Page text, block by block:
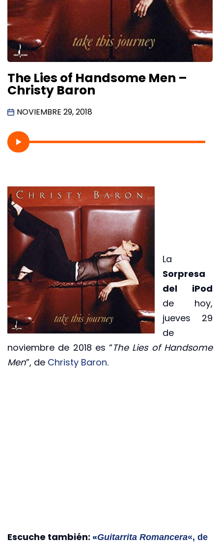
The Lies of Handsome Men –
Christy Baron
NOVIEMBRE 29, 2018
La
Sorpresa
del iPod
de hoy,
jueves 29
de
noviembre de 2018 es “The Lies of Handsome
Men”, de Christy Baron.
Escuche también: «Guitarrita Romancera«, de